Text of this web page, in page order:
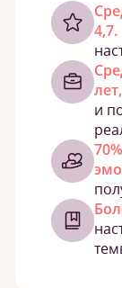
4,7.
лет,
и